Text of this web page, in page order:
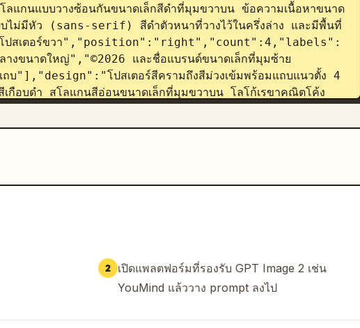
ลแกนแบบวางซ้อนกันขนาดเล็กสีดำที่มุมขวาบน ข้อความเนื้อหาขนาด
บบไม่มีหัว (sans-serif) สีดำตัวหนาที่วางไว้ในครึ่งล่าง และมีพื้นที่
ปสเตอร์ขวา","position":"right","count":4,"labels":
ขนาดใหญ่","©2026 และชื่อแบรนด์ขนาดเล็กที่มุมซ้าย
บ"],"design":"โปสเตอร์สีครามถึงสีม่วงเข้มพร้อมแถบแนวตั้ง 4
กือบดำ สโลแกนสีอ่อนขนาดเล็กที่มุมขวาบน โลโก้เรขาคณิตโค้ง
palette":{"count":5,"colors":["พื้นหลังสีเทา
gradient transparency, no people, no 3D
2 เปิดแพลตฟอร์มที่รองรับ GPT Image 2 เช่น
YouMind แล้ววาง prompt ลงไป